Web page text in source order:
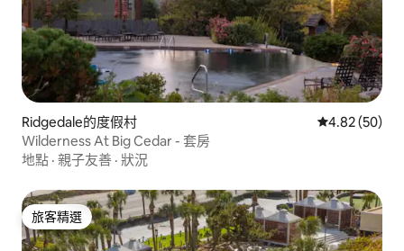
Ridgedale的度假村 從 50 則評價
4.82 (50)
Wilderness At Big Cedar - 套房
地點 · 親子友善 · 狀況
旅客精選
旅客精選